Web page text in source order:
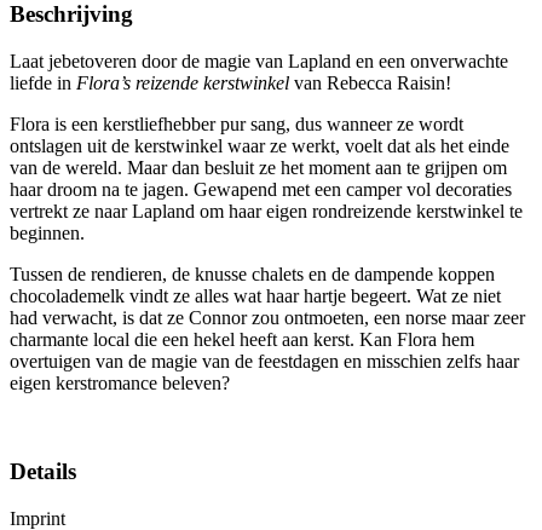
Beschrijving
Laat jebetoveren door de magie van Lapland en een onverwachte
liefde in Flora’s reizende kerstwinkel van Rebecca Raisin!
Flora is een kerstliefhebber pur sang, dus wanneer ze wordt
ontslagen uit de kerstwinkel waar ze werkt, voelt dat als het einde
van de wereld. Maar dan besluit ze het moment aan te grijpen om
haar droom na te jagen. Gewapend met een camper vol decoraties
vertrekt ze naar Lapland om haar eigen rondreizende kerstwinkel te
beginnen.
Tussen de rendieren, de knusse chalets en de dampende koppen
chocolademelk vindt ze alles wat haar hartje begeert. Wat ze niet
had verwacht, is dat ze Connor zou ontmoeten, een norse maar zeer
charmante local die een hekel heeft aan kerst. Kan Flora hem
overtuigen van de magie van de feestdagen en misschien zelfs haar
eigen kerstromance beleven?
Details
Imprint